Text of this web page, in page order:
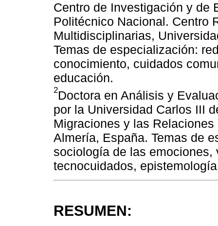
Centro de Investigación y de
Politécnico Nacional. Centro
Multidisciplinarias,
Temas de especialización:
conocimiento, cuidados
educación.
2Doctora en Análisis y
por la Universidad Carlos III
Migraciones y las
Almería, España. Temas de
sociología de las
tecnocuidados,
RESUMEN: